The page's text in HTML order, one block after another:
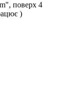
поверх 4
)